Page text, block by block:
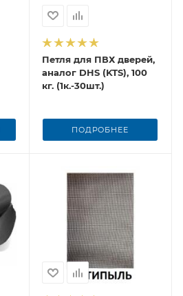
Петля для ПВХ дверей,
аналог DHS (KTS), 100
кг. (1к.-30шт.)
ПОДРОБНЕЕ